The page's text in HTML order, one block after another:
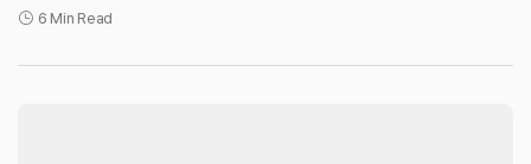
6 Min Read